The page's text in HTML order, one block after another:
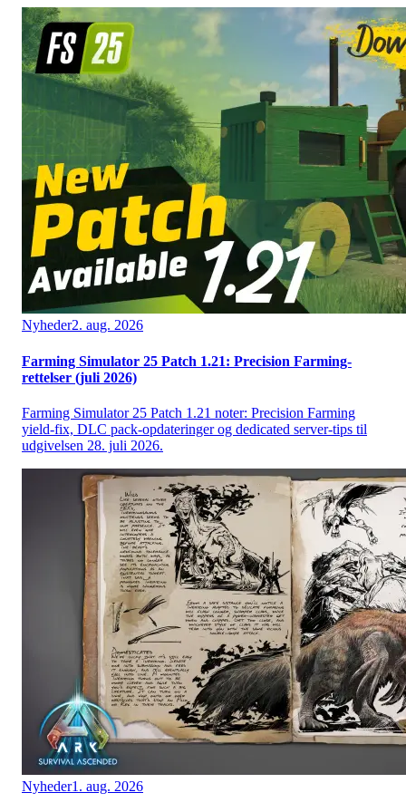
Nyheder2. aug. 2026
Farming Simulator 25 Patch 1.21: Precision Farming-
rettelser (juli 2026)
Farming Simulator 25 Patch 1.21 noter: Precision Farming
yield-fix, DLC pack-opdateringer og dedicated server-tips til
udgivelsen 28. juli 2026.
Nyheder1. aug. 2026